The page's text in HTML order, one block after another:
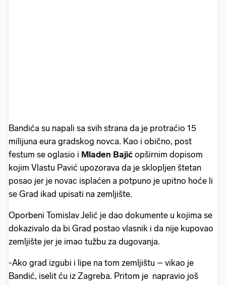
Bandića su napali sa svih strana da je protraćio 15
milijuna eura gradskog novca. Kao i obično, post
festum se oglasio i Mladen Bajić opširnim dopisom
kojim Vlastu Pavić upozorava da je sklopljen štetan
posao jer je novac isplaćen a potpuno je upitno hoće li
se Grad ikad upisati na zemljište.
Oporbeni Tomislav Jelić je dao dokumente u kojima se
dokazivalo da bi Grad postao vlasnik i da nije kupovao
zemljište jer je imao tužbu za dugovanja.
-Ako grad izgubi i lipe na tom zemljištu – vikao je
Bandić, iselit ću iz Zagreba. Pritom je napravio još